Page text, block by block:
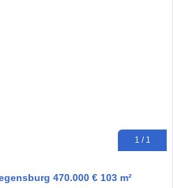
1 / 1
470.000 € 103 m²